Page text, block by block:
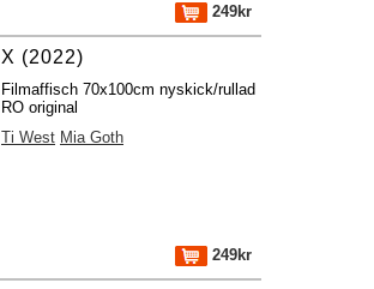
249kr
X (2022)
Filmaffisch 70x100cm nyskick/rullad
RO original
Ti West Mia Goth
249kr